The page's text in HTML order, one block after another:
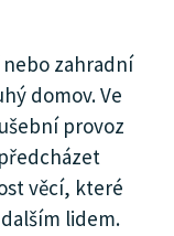
zahradní
domov. Ve
provoz
věcí, které
lidem.